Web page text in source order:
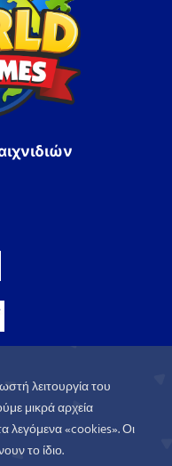
λειτουργία του
μικρά αρχεία
λεγόμενα «cookies». Οι
το ίδιο.